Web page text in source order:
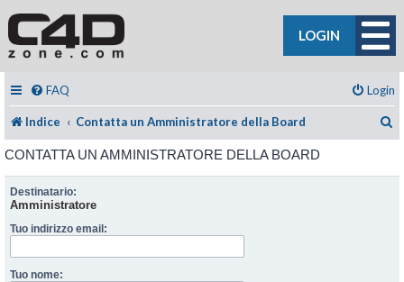
LOGIN
FAQ Login
Indice Contatta un Amministratore della Board
CONTATTA UN AMMINISTRATORE DELLA BOARD
Destinatario:
Amministratore
Tuo indirizzo email:
Tuo nome: